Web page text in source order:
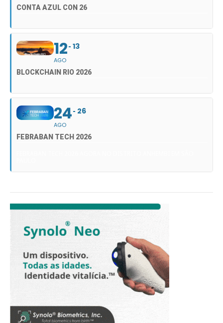
CONTA AZUL CON 26
12
AGO
13
BLOCKCHAIN RIO 2026
24
AGO
26
FEBRABAN TECH 2026